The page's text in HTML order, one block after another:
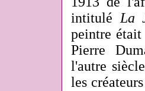
intituléLa
peintre
Pierre
l'autre
les